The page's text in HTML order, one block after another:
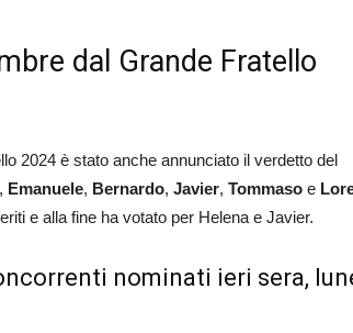
dal Grande Fratello
2024 è stato anche annunciato il verdetto del
, Emanuele, Bernardo, Javier, Tommaso e
e alla fine ha votato per Helena e Javier.
nominati ieri sera,